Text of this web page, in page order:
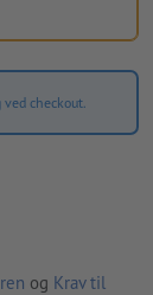
checkout.
og Krav til